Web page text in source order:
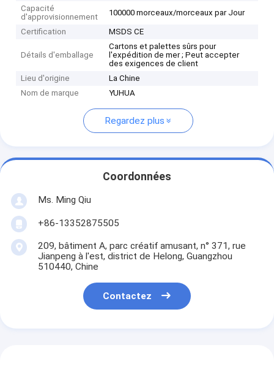
Capacité
d'approvisionnement
100000 morceaux/morceaux par Jour
Certification MSDS CE
Détails d'emballage
Cartons et palettes sûrs pour
l'expédition de mer ; Peut accepter
des exigences de client
Lieu d'origine
La Chine
Nom de marque
YUHUA
Regardez plus
Coordonnées
Ms. Ming Qiu
+86-13352875505
209, bâtiment A, parc créatif amusant, n° 371, rue
Jianpeng à l'est, district de Helong, Guangzhou
510440, Chine
Contactez